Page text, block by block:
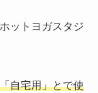
ットヨガスタジ
自宅用」とで使